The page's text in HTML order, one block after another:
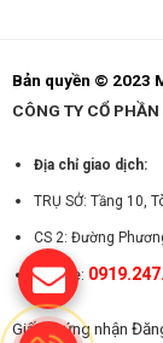
Bản quyền © 2023
CÔNG TY CỔ
Địa chỉ giao dịch:
TRỤ SỞ: Tầng 10,
CS 2: Đường
Hotline:
Giấy chứng nhận